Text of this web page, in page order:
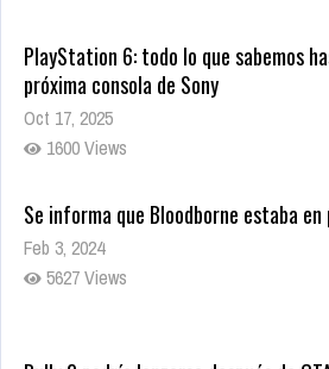
PlayStation 6: todo lo que sabemos
próxima consola de Sony
Oct 17, 2025
1600 Views
Se informa que Bloodborne estaba en
Feb 3, 2024
5627 Views